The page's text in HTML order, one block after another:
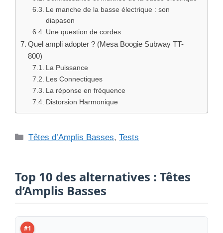
Le manche de la basse électrique : son
diapason
Une question de cordes
Quel ampli adopter ? (Mesa Boogie Subway TT-
800)
La Puissance
Les Connectiques
La réponse en fréquence
Distorsion Harmonique
Catégories
Têtes d’Amplis Basses,Tests
Top 10 des alternatives : Têtes
d’Amplis Basses
#1